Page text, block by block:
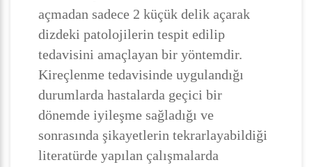
açmadan sadece 2 küçük delik açarak
dizdeki patolojilerin tespit edilip
tedavisini amaçlayan bir yöntemdir.
Kireçlenme tedavisinde uygulandığı
durumlarda hastalarda geçici bir
dönemde iyileşme sağladığı ve
sonrasında şikayetlerin tekrarlayabildiği
literatürde yapılan çalışmalarda